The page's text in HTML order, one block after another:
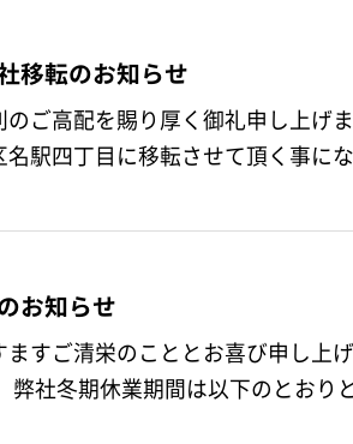
移転のお知らせ
賜り厚く御礼申し上げます。 さて、このたび弊社は、名古屋本社を愛
目に移転させて頂く事になりました。 これを機に社員一同
お知らせ
すご清栄のこととお喜び申し上